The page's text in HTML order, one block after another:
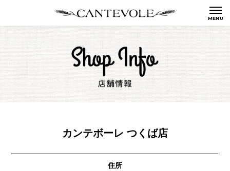
カンテボーレ つくば店
住所